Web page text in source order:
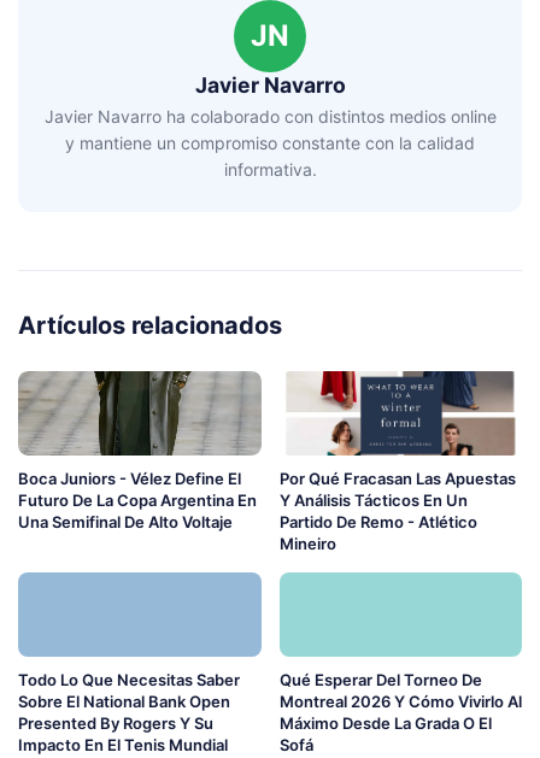
JN
Javier Navarro
Javier Navarro ha colaborado con distintos medios online
y mantiene un compromiso constante con la calidad
informativa.
Artículos relacionados
Boca Juniors - Vélez Define El
Futuro De La Copa Argentina En
Una Semifinal De Alto Voltaje
Por Qué Fracasan Las Apuestas
Y Análisis Tácticos En Un
Partido De Remo - Atlético
Mineiro
Todo Lo Que Necesitas Saber
Sobre El National Bank Open
Presented By Rogers Y Su
Impacto En El Tenis Mundial
Qué Esperar Del Torneo De
Montreal 2026 Y Cómo Vivirlo Al
Máximo Desde La Grada O El
Sofá